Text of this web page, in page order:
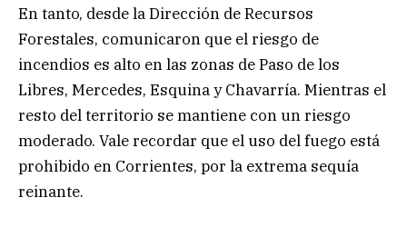
En tanto, desde la Dirección de Recursos
Forestales, comunicaron que el riesgo de
incendios es alto en las zonas de Paso de los
Libres, Mercedes, Esquina y Chavarría. Mientras el
resto del territorio se mantiene con un riesgo
moderado. Vale recordar que el uso del fuego está
prohibido en Corrientes, por la extrema sequía
reinante.